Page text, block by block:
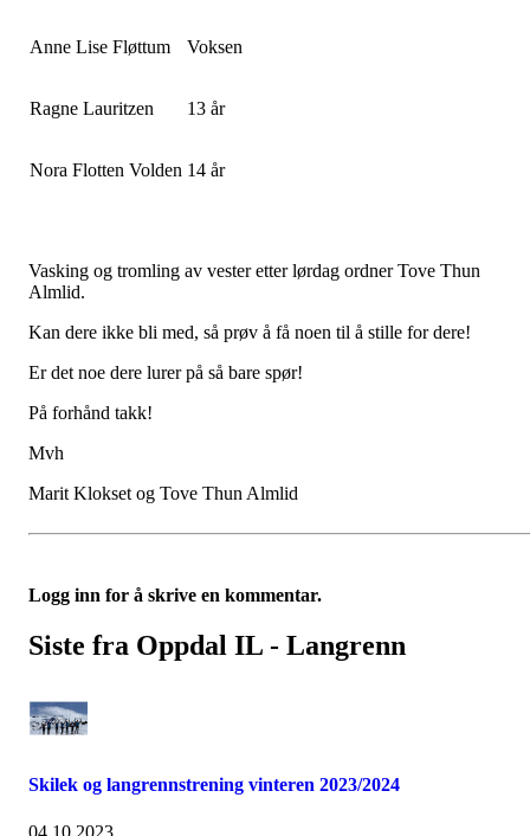
Anne Lise Fløttum Voksen
Ragne Lauritzen 13 år
Nora Flotten Volden 14 år
Vasking og tromling av vester etter lørdag ordner Tove Thun
Almlid.
Kan dere ikke bli med, så prøv å få noen til å stille for dere!
Er det noe dere lurer på så bare spør!
På forhånd takk!
Mvh
Marit Klokset og Tove Thun Almlid
Logg inn for å skrive en kommentar.
Siste fra Oppdal IL - Langrenn
Skilek og langrennstrening vinteren 2023/2024
04.10.2023